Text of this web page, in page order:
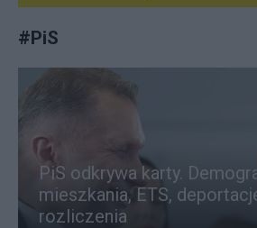
#PiS
PiS odkrywa karty.
mieszkania, ETS,
rozliczenia